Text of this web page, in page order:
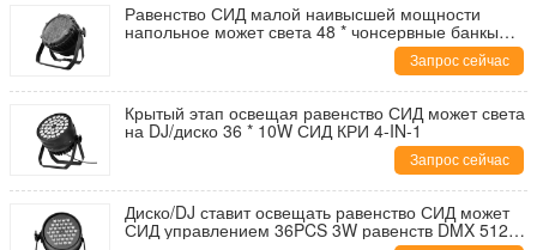
Равенство СИД малой наивысшей мощности
напольное может света 48 * чонсервные банкы
Запрос сейчас
Крытый этап освещая равенство СИД может света
на DJ/диско 36 * 10W СИД КРИ 4-IN-1
Запрос сейчас
Диско/DJ ставит освещать равенство СИД может
СИД управлением 36PCS 3W равенств DMX 512